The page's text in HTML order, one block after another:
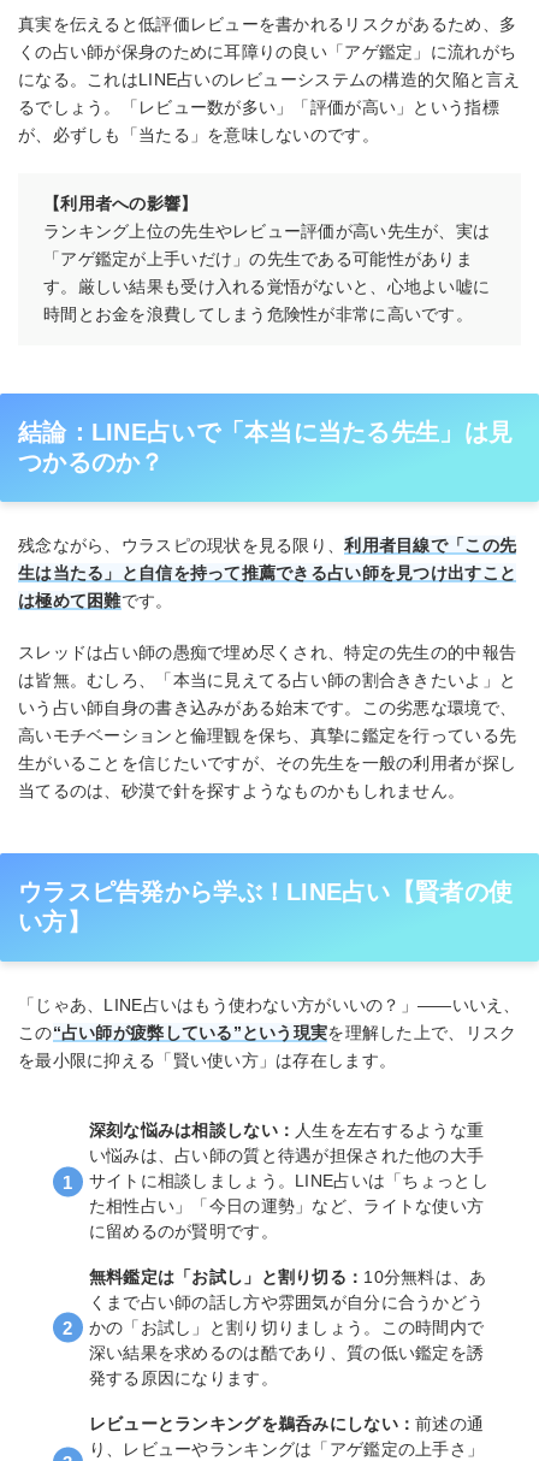
真実を伝えると低評価レビューを書かれるリスクがあるため、多
くの占い師が保身のために耳障りの良い「アゲ鑑定」に流れがち
になる。これはLINE占いのレビューシステムの構造的欠陥と言え
るでしょう。「レビュー数が多い」「評価が高い」という指標
が、必ずしも「当たる」を意味しないのです。
【利用者への影響】
ランキング上位の先生やレビュー評価が高い先生が、実は
「アゲ鑑定が上手いだけ」の先生である可能性がありま
す。厳しい結果も受け入れる覚悟がないと、心地よい嘘に
時間とお金を浪費してしまう危険性が非常に高いです。
結論：LINE占いで「本当に当たる先生」は見
つかるのか？
残念ながら、ウラスピの現状を見る限り、利用者目線で「この先
生は当たる」と自信を持って推薦できる占い師を見つけ出すこと
は極めて困難です。
スレッドは占い師の愚痴で埋め尽くされ、特定の先生の的中報告
は皆無。むしろ、「本当に見えてる占い師の割合ききたいよ」と
いう占い師自身の書き込みがある始末です。この劣悪な環境で、
高いモチベーションと倫理観を保ち、真摯に鑑定を行っている先
生がいることを信じたいですが、その先生を一般の利用者が探し
当てるのは、砂漠で針を探すようなものかもしれません。
ウラスピ告発から学ぶ！LINE占い【賢者の使
い方】
「じゃあ、LINE占いはもう使わない方がいいの？」――いいえ、
この“占い師が疲弊している”という現実を理解した上で、リスク
を最小限に抑える「賢い使い方」は存在します。
深刻な悩みは相談しない： 人生を左右するような重
い悩みは、占い師の質と待遇が担保された他の大手
サイトに相談しましょう。LINE占いは「ちょっとし
た相性占い」「今日の運勢」など、ライトな使い方
に留めるのが賢明です。
無料鑑定は「お試し」と割り切る： 10分無料は、あ
くまで占い師の話し方や雰囲気が自分に合うかどう
かの「お試し」と割り切りましょう。この時間内で
深い結果を求めるのは酷であり、質の低い鑑定を誘
発する原因になります。
レビューとランキングを鵜呑みにしない：前述の通
り、レビューやランキングは「アゲ鑑定の上手さ」